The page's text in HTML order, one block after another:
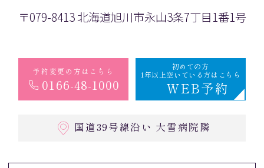
〒079-8413 北海道旭川市永山3条7丁目1番1号
予約変更の方はこちら
0166-48-1000
初めての方
1年以上空いている方はこちら
WEB予約
国道39号線沿い 大雪病院隣